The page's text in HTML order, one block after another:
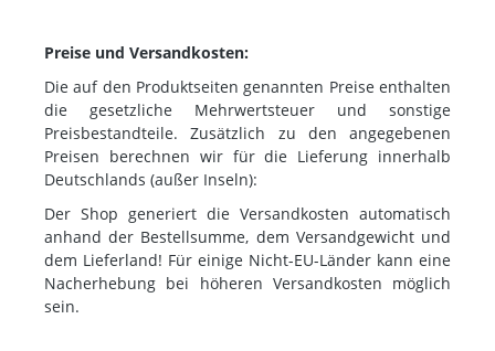
Preise und Versandkosten:
Die auf den Produktseiten genannten Preise enthalten
die gesetzliche Mehrwertsteuer und sonstige
Preisbestandteile. Zusätzlich zu den angegebenen
Preisen berechnen wir für die Lieferung innerhalb
Deutschlands (außer Inseln):
Der Shop generiert die Versandkosten automatisch
anhand der Bestellsumme, dem Versandgewicht und
dem Lieferland! Für einige Nicht-EU-Länder kann eine
Nacherhebung bei höheren Versandkosten möglich
sein.